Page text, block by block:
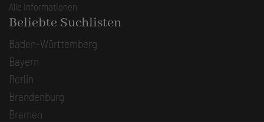
Alle Informationen
Beliebte Suchlisten
Baden-Württemberg
Bayern
Berlin
Brandenburg
Bremen